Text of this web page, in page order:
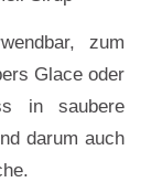
zum
Glace oder
in saubere
darum auch